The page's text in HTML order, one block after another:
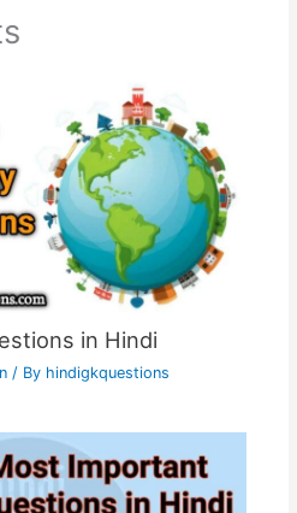
in Hindi
/ By hindigkquestions